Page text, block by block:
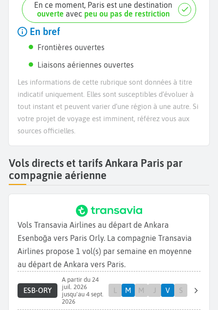
En ce moment, Paris est une destination
ouverte avec peu ou pas de restriction
En bref
Frontières ouvertes
Liaisons aériennes ouvertes
Les informations de cette rubrique sont données à titre
indicatif uniquement. Elles sont susceptibles d’évoluer à
tout instant et peuvent varier d’une région à une autre. Si
votre projet de voyage est imminent, référez vous aux
sources officielles.
Vols directs et tarifs Ankara Paris par
compagnie aérienne
Vols Transavia Airlines au départ de Ankara
Esenboğa vers Paris Orly. La compagnie Transavia
Airlines propose 1 vol(s) par semaine en moyenne
au départ de Ankara vers Paris.
ESB-ORY
A partir du 24
juil. 2026
jusqu'au 4 sept.
2026
L M M J V S